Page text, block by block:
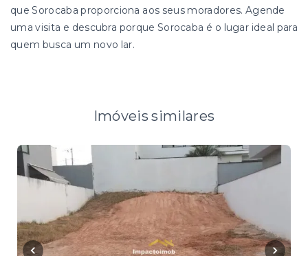
que Sorocaba proporciona aos seus moradores. Agende
uma visita e descubra porque Sorocaba é o lugar ideal para
quem busca um novo lar.
Imóveis similares